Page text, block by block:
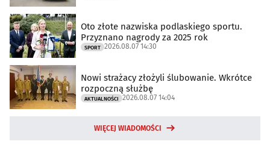
Oto złote nazwiska podlaskiego sportu.
Przyznano nagrody za 2025 rok
SPORT 2026.08.07 14:30
Nowi strażacy złożyli ślubowanie. Wkrótce
rozpoczną służbę
AKTUALNOŚCI 2026.08.07 14:04
WIĘCEJ WIADOMOŚCI